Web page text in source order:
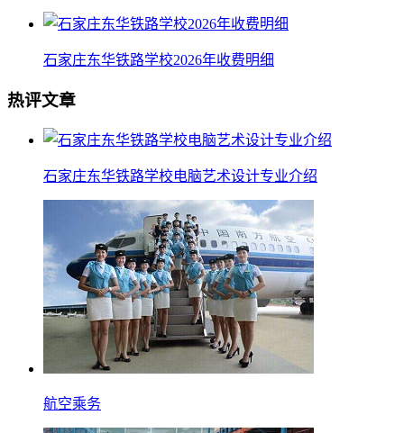
石家庄东华铁路学校2026年收费明细
热评文章
石家庄东华铁路学校电脑艺术设计专业介绍
航空乘务